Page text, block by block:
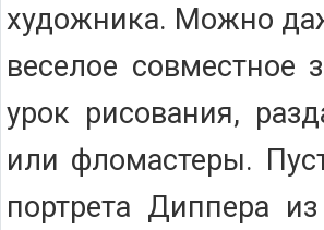
художника. Можно
веселое совместное
урок рисования,
или фломастеры.
портрета Диппера